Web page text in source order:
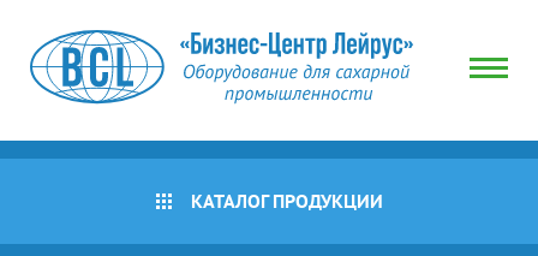
КАТАЛОГ ПРОДУКЦИИ